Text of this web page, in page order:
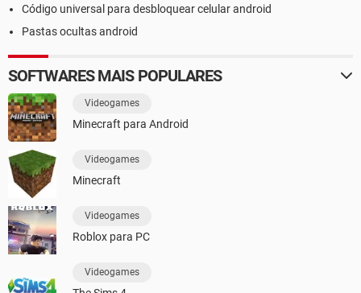
Código universal para desbloquear celular android
Pastas ocultas android
SOFTWARES MAIS POPULARES
Videogames
Minecraft para Android
Videogames
Minecraft
Videogames
Roblox para PC
Videogames